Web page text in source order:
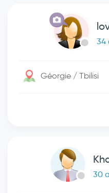
34
Géorgie / Tbilisi
30